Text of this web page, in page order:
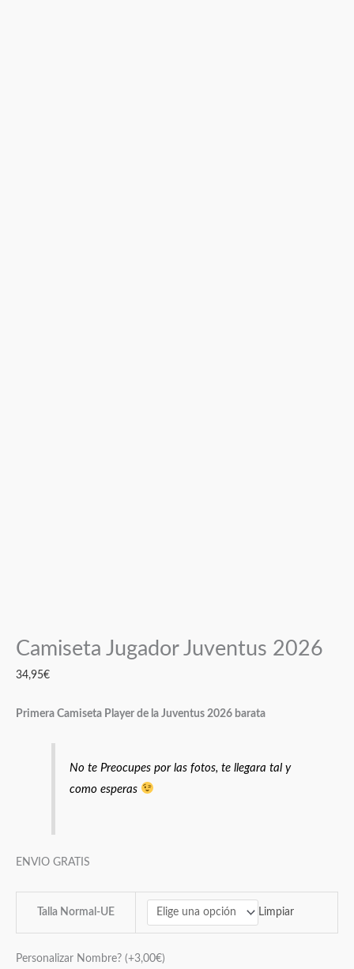
Camiseta Jugador Juventus 2026
34,95€
Primera Camiseta Player de la Juventus 2026 barata
No te Preocupes por las fotos, te llegara tal y
como esperas
ENVIO GRATIS
Talla Normal-UE Limpiar
Personalizar Nombre? (+3,00€)